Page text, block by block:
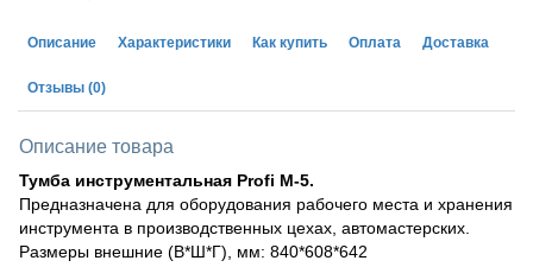
Описание Характеристики Как купить Оплата Доставка
Отзывы (0)
Описание товара
Тумба инструментальная Profi М-5.
Предназначена для оборудования рабочего места и хранения
инструмента в производственных цехах, автомастерских.
Размеры внешние (В*Ш*Г), мм: 840*608*642